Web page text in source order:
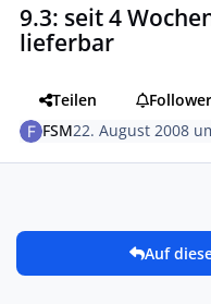
9.3: seit 4
lieferbar
Teilen
Follower
FSM22. August 2008
Auf